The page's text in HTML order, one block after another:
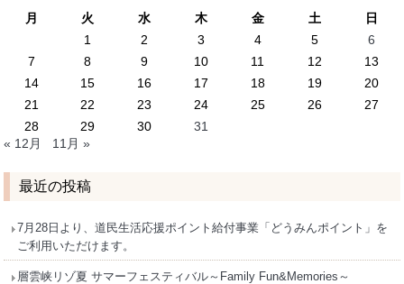
月
火 水 木 金 土
日
1
2 3 4 5
6
7
8 9 10 11 12
13
14
15 16 17 18 19
20
21
22 23 24 25 26
27
28
29 30
31
« 12月
11月 »
最近の投稿
7月28日より、道民生活応援ポイント給付事業「どうみんポイント」を
ご利用いただけます。
層雲峡リゾ夏 サマーフェスティバル～Family Fun&Memories～